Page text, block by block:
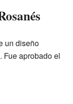
un diseño
Fue aprobado el